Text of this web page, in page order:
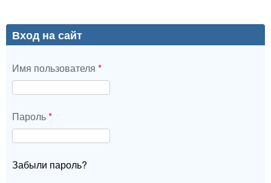
Вход на сайт
Имя пользователя *
Пароль*
Забыли пароль?